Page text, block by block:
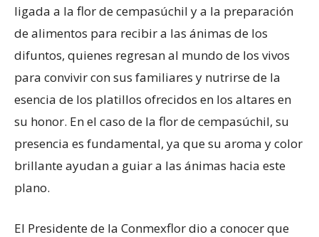
ligada a la flor de cempasúchil y a la preparación
de alimentos para recibir a las ánimas de los
difuntos, quienes regresan al mundo de los vivos
para convivir con sus familiares y nutrirse de la
esencia de los platillos ofrecidos en los altares en
su honor. En el caso de la flor de cempasúchil, su
presencia es fundamental, ya que su aroma y color
brillante ayudan a guiar a las ánimas hacia este
plano.
El Presidente de la Conmexflor dio a conocer que